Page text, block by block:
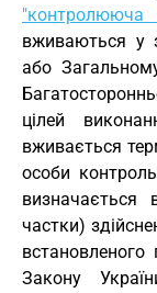
"контролююча
вживаються у
або
цілей
вживається
особи
визначається
частки)
Закону